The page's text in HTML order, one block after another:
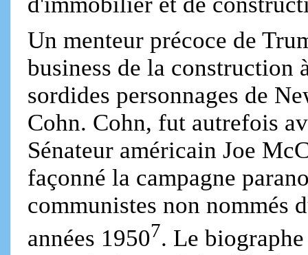
Un menteur précoce de
business de la construction
sordides personnages de
Cohn. Cohn, fut autrefois
Sénateur américain Joe
façonné la campagne
communistes non nommés
années 19507. Le